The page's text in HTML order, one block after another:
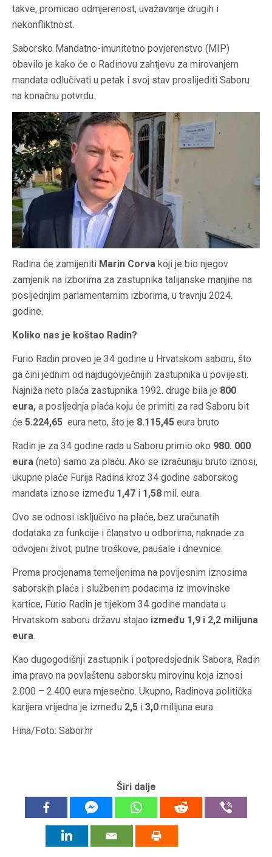
takve, promicao odmjerenost, uvažavanje drugih i
nekonfliktnost.
Saborsko Mandatno-imunitetno povjerenstvo (MIP)
obavilo je kako će o Radinovu zahtjevu za mirovanjem
mandata odlučivati u petak i svoj stav proslijediti Saboru
na konačnu potvrdu.
Radina će zamijeniti Marin Corva koji je bio njegov
zamjenik na izborima za zastupnika talijanske manjine na
posljednjim parlamentarnim izborima, u travnju 2024.
godine.
Koliko nas je koštao Radin?
Furio Radin proveo je 34 godine u Hrvatskom saboru, što
ga čini jednim od najdugovječnijih zastupnika u povijesti.
Najniža neto plaća zastupnika 1992. druge bila je 800
eura, a posljednja plaća koju će primiti za rad Saboru bit
će 5.224,65 eura neto, što je 8.115,45 eura bruto
Radin je za 34 godine rada u Saboru primio oko 980. 000
eura (neto) samo za plaću. Ako se izračunaju bruto iznosi,
ukupne plaće Furija Radina kroz 34 godine saborskog
mandata iznose između 1,47 i 1,58 mil. eura.
Ovo se odnosi isključivo na plaće, bez uračunatih
dodataka za funkcije i članstvo u odborima, naknade za
odvojeni život, putne troškove, paušale i dnevnice.
Prema procjenama temeljenima na povijesnim iznosima
saborskih plaća i službenim podacima iz imovinske
kartice, Furio Radin je tijekom 34 godine mandata u
Hrvatskom saboru državu stajao između 1,9 i 2,2 milijuna
eura.
Kao dugogodišnji zastupnik i potpredsjednik Sabora, Radin
ima pravo na povlaštenu saborsku mirovinu koja iznosi
2.000 – 2.400 eura mjesečno. Ukupno, Radinova politička
karijera vrijedna je između 2,5 i 3,0 milijuna eura.
Hina/Foto: Sabor.hr
Širi dalje